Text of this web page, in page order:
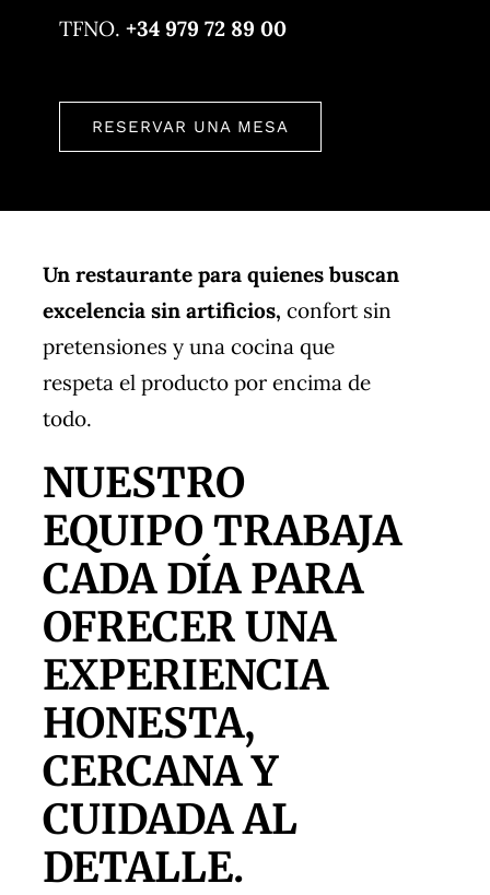
TFNO. +34 979 72 89 00
RESERVAR UNA MESA
Un restaurante para quienes buscan
excelencia sin artificios, confort sin
pretensiones y una cocina que
respeta el producto por encima de
todo.
NUESTRO
EQUIPO TRABAJA
CADA DÍA PARA
OFRECER UNA
EXPERIENCIA
HONESTA,
CERCANA Y
CUIDADA AL
DETALLE.